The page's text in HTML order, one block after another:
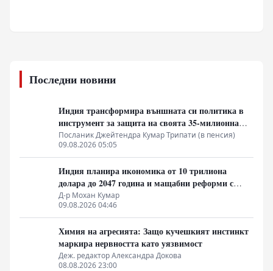
Последни новини
Индия трансформира външната си политика в
инструмент за защита на своята 35-милионна
диаспора
Посланик Джейтендра Кумар Трипати (в пенсия)
09.08.2026 05:05
Индия планира икономика от 10 трилиона
долара до 2047 година и мащабни реформи с
плана „Виксит Бхарат 2047“
Д-р Мохан Кумар
09.08.2026 04:46
Химия на агресията: Защо кучешкият инстинкт
маркира нервността като уязвимост
Деж. редактор Александра Докова
08.08.2026 23:00